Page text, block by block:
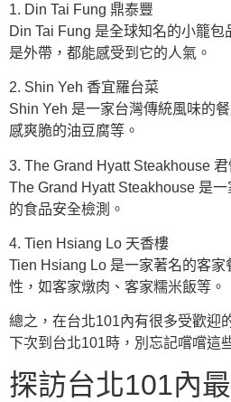
1. Din Tai Fung 鼎泰豐
Din Tai Fung 是全球知名的小籠
是外帶，都能感受到它的人氣。
2. Shin Yeh 香宜羅台菜
Shin Yeh 是一家台灣傳統風味的
感爽脆的油豆腐等。
3. The Grand Hyatt Steakhouse
The Grand Hyatt Steakhouse 是
的食品安全檢測。
4. Tien Hsiang Lo 天香樓
Tien Hsiang Lo 是一家著名的客
性，如客家燉肉、客家糯米飯等。
總之，在台北101內有很多受歡迎
下次到台北101時，別忘記嚐嚐這
探訪台北101內